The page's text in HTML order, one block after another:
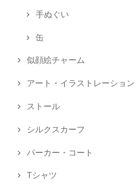
手ぬぐい
缶
似顔絵チャーム
アート・イラストレーション
ストール
シルクスカーフ
パーカー・コート
Tシャツ